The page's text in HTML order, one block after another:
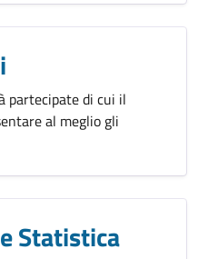
partecipate di cui il
al meglio gli
Statistica